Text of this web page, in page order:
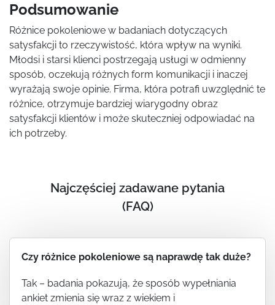
Podsumowanie
Różnice pokoleniowe w badaniach dotyczących
satysfakcji to rzeczywistość, która wpływ na wyniki.
Młodsi i starsi klienci postrzegają usługi w odmienny
sposób, oczekują różnych form komunikacji i inaczej
wyrażają swoje opinie. Firma, która potrafi uwzględnić te
różnice, otrzymuje bardziej wiarygodny obraz
satysfakcji klientów i może skuteczniej odpowiadać na
ich potrzeby.
Najczęściej zadawane pytania
(FAQ)
Czy różnice pokoleniowe są naprawdę tak duże?
Tak – badania pokazują, że sposób wypełniania
ankiet zmienia się wraz z wiekiem i